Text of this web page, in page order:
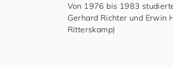
Von 1976 bis 1983
Gerhard Richter und Erwin
Ritterskamp)